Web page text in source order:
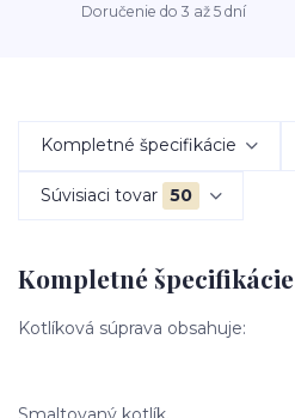
Doručenie do 3 až 5 dní
Kompletné špecifikácie
Súvisiaci tovar 50
Kompletné špecifikácie
Kotlíková súprava obsahuje: